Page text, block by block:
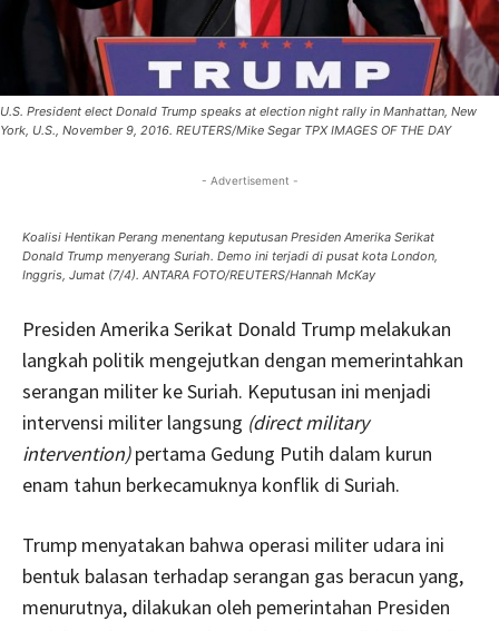
U.S. President elect Donald Trump speaks at election night rally in Manhattan, New
York, U.S., November 9, 2016. REUTERS/Mike Segar TPX IMAGES OF THE DAY
- Advertisement -
Koalisi Hentikan Perang menentang keputusan Presiden Amerika Serikat
Donald Trump menyerang Suriah. Demo ini terjadi di pusat kota London,
Inggris, Jumat (7/4). ANTARA FOTO/REUTERS/Hannah McKay
Presiden Amerika Serikat Donald Trump melakukan
langkah politik mengejutkan dengan memerintahkan
serangan militer ke Suriah. Keputusan ini menjadi
intervensi militer langsung (direct military
intervention)pertama Gedung Putih dalam kurun
enam tahun berkecamuknya konflik di Suriah.
Trump menyatakan bahwa operasi militer udara ini
bentuk balasan terhadap serangan gas beracun yang,
menurutnya, dilakukan oleh pemerintahan Presiden